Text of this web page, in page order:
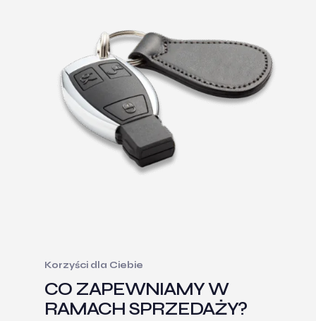
Korzyści dla Ciebie
CO ZAPEWNIAMY W
RAMACH SPRZEDAŻY?